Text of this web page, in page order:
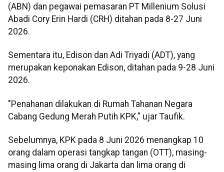
(ABN) dan pegawai pemasaran PT Millenium Solusi
Abadi Cory Erin Hardi (CRH) ditahan pada 8-27 Juni
2026.
Sementara itu, Edison dan Adi Triyadi (ADT), yang
merupakan keponakan Edison, ditahan pada 9-28 Juni
2026.
"Penahanan dilakukan di Rumah Tahanan Negara
Cabang Gedung Merah Putih KPK," ujar Taufik.
Sebelumnya, KPK pada 8 Juni 2026 menangkap 10
orang dalam operasi tangkap tangan (OTT), masing-
masing lima orang di Jakarta dan lima orang di